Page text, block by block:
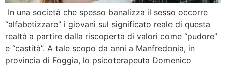
In una società che spesso banalizza il sesso occorre
“alfabetizzare” i giovani sul significato reale di questa
realtà a partire dalla riscoperta di valori come “pudore”
e “castità”. A tale scopo da anni a Manfredonia, in
provincia di Foggia, lo psicoterapeuta Domenico